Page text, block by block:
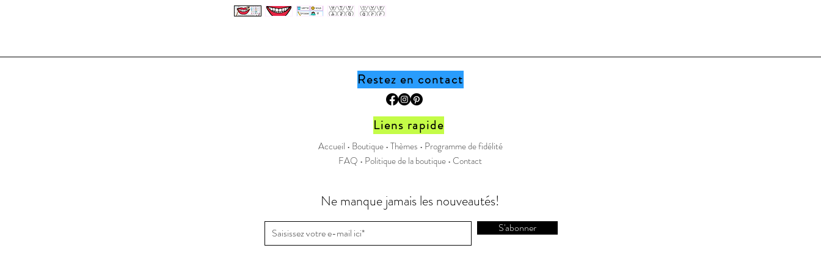
Restez en contact
Liens rapide
Accueil • Boutique•Thèmes • Programme de fidélité
FAQ • Politique de la boutique•Contact
Ne manque jamais les nouveautés!
S'abonner